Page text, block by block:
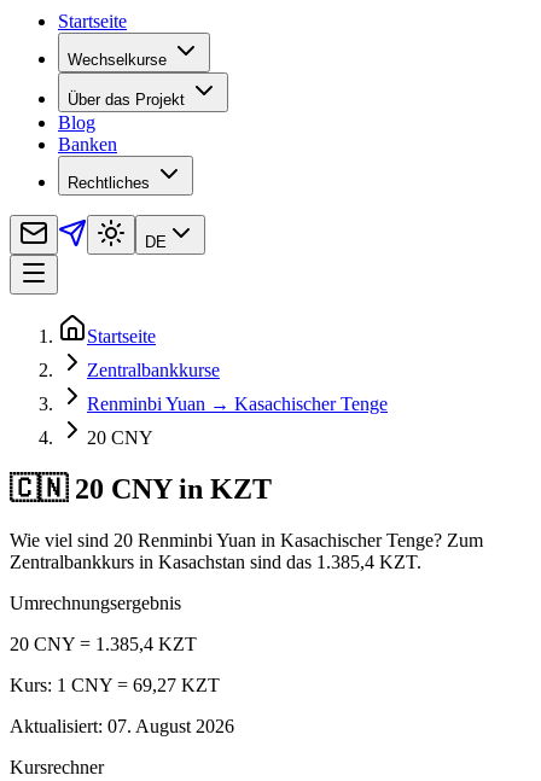
Startseite
Wechselkurse
Über das Projekt
Blog
Banken
Rechtliches
DE
Startseite
Zentralbankkurse
Renminbi Yuan → Kasachischer Tenge
20 CNY
🇨🇳 20 CNY in KZT
Wie viel sind 20 Renminbi Yuan in Kasachischer Tenge? Zum
Zentralbankkurs in Kasachstan sind das 1.385,4 KZT.
Umrechnungsergebnis
20 CNY = 1.385,4 KZT
Kurs: 1 CNY = 69,27 KZT
Aktualisiert: 07. August 2026
Kursrechner